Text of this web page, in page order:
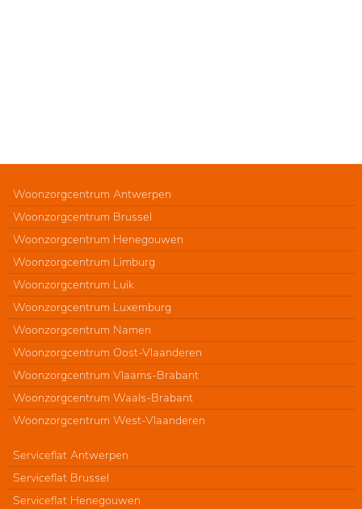
Woonzorgcentrum Antwerpen
Woonzorgcentrum Brussel
Woonzorgcentrum Henegouwen
Woonzorgcentrum Limburg
Woonzorgcentrum Luik
Woonzorgcentrum Luxemburg
Woonzorgcentrum Namen
Woonzorgcentrum Oost-Vlaanderen
Woonzorgcentrum Vlaams-Brabant
Woonzorgcentrum Waals-Brabant
Woonzorgcentrum West-Vlaanderen
Serviceflat Antwerpen
Serviceflat Brussel
Serviceflat Henegouwen